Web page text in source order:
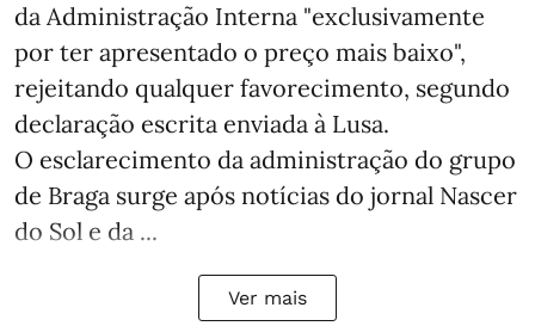
da Administração Interna "exclusivamente
por ter apresentado o preço mais baixo",
rejeitando qualquer favorecimento, segundo
declaração escrita enviada à Lusa.
O esclarecimento da administração do grupo
de Braga surge após notícias do jornal Nascer
do Sol e da ...
Ver mais